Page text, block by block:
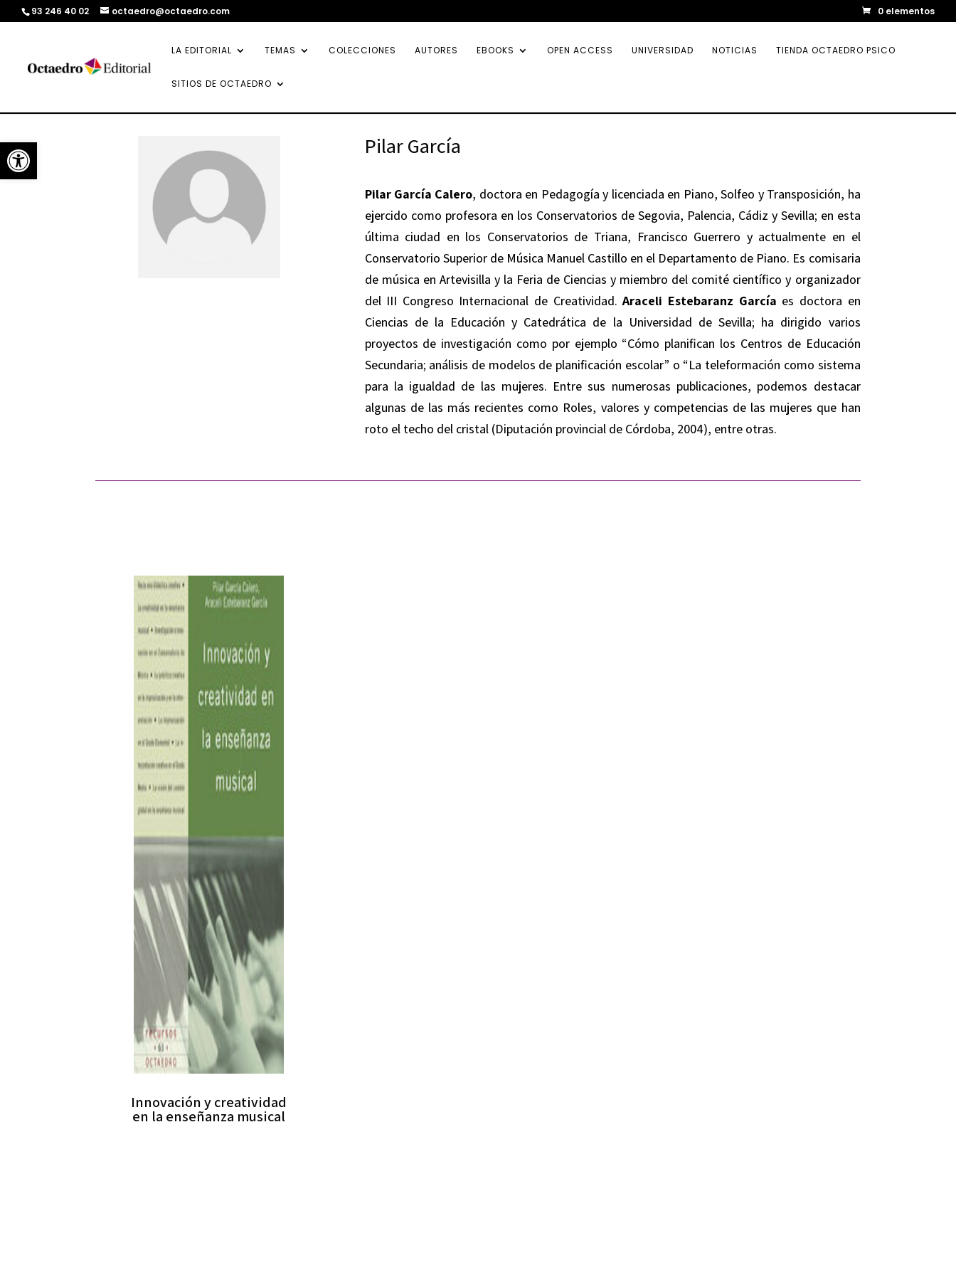
Abrir barra de herramientas
93 246 40 02 octaedro@octaedro.com 0 elementos
LA EDITORIAL TEMAS COLECCIONES AUTORES EBOOKS OPEN ACCESS UNIVERSIDAD NOTICIAS TIENDA OCTAEDRO PSICO
SITIOS DE OCTAEDRO
Pilar García
Pilar García Calero, doctora en Pedagogía y licenciada en Piano, Solfeo y Transposición, ha
ejercido como profesora en los Conservatorios de Segovia, Palencia, Cádiz y Sevilla; en esta
última ciudad en los Conservatorios de Triana, Francisco Guerrero y actualmente en el
Conservatorio Superior de Música Manuel Castillo en el Departamento de Piano. Es comisaria
de música en Artevisilla y la Feria de Ciencias y miembro del comité científico y organizador
del III Congreso Internacional de Creatividad.Araceli Estebaranz García es doctora en
Ciencias de la Educación y Catedrática de la Universidad de Sevilla; ha dirigido varios
proyectos de investigación como por ejemplo “Cómo planifican los Centros de Educación
Secundaria; análisis de modelos de planificación escolar” o “La teleformación como sistema
para la igualdad de las mujeres. Entre sus numerosas publicaciones, podemos destacar
algunas de las más recientes como Roles, valores y competencias de las mujeres que han
roto el techo del cristal (Diputación provincial de Córdoba, 2004), entre otras.
Innovación y creatividad
en la enseñanza musical